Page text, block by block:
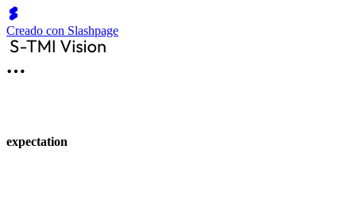
Creado con Slashpage
expectation